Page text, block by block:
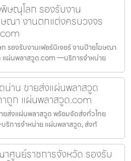
ษณุโลก รองรับงาน
ษณา งานตกแต่งครบวงจร
รองรับงานเฟอร์นิเจอร์ งานป้ายโฆษณา
ผ่นพลาสวูด.com —บริการจำหน่าย
น่าน ขายส่งแผ่นพลาสวูด
ถูก แผ่นพลาสวูด.com
ยส่งแผ่นพลาสวูด พร้อมจัดส่งทั่วไทย
การจำหน่าย แผ่นพลาสวูด, ส่งทั
ศูนย์ราชการจังหวัด รองรับ